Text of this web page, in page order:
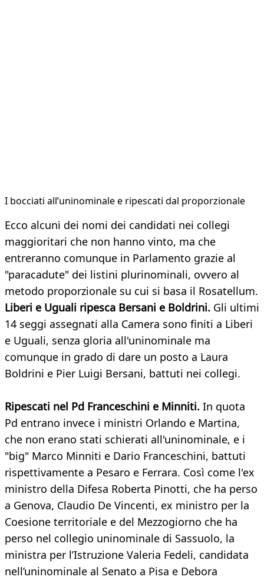
I bocciati all’uninominale e ripescati dal proporzionale
Ecco alcuni dei nomi dei candidati nei collegi
maggioritari che non hanno vinto, ma che
entreranno comunque in Parlamento grazie al
"paracadute" dei listini plurinominali, ovvero al
metodo proporzionale su cui si basa il Rosatellum.
Liberi e Uguali ripesca Bersani e Boldrini. Gli ultimi
14 seggi assegnati alla Camera sono finiti a Liberi
e Uguali, senza gloria all'uninominale ma
comunque in grado di dare un posto a Laura
Boldrini e Pier Luigi Bersani, battuti nei collegi.
Ripescati nel Pd Franceschini e Minniti. In quota
Pd entrano invece i ministri Orlando e Martina,
che non erano stati schierati all'uninominale, e i
"big" Marco Minniti e Dario Franceschini, battuti
rispettivamente a Pesaro e Ferrara. Così come l'ex
ministro della Difesa Roberta Pinotti, che ha perso
a Genova, Claudio De Vincenti, ex ministro per la
Coesione territoriale e del Mezzogiorno che ha
perso nel collegio uninominale di Sassuolo, la
ministra per l’Istruzione Valeria Fedeli, candidata
nell’uninominale al Senato a Pisa e Debora